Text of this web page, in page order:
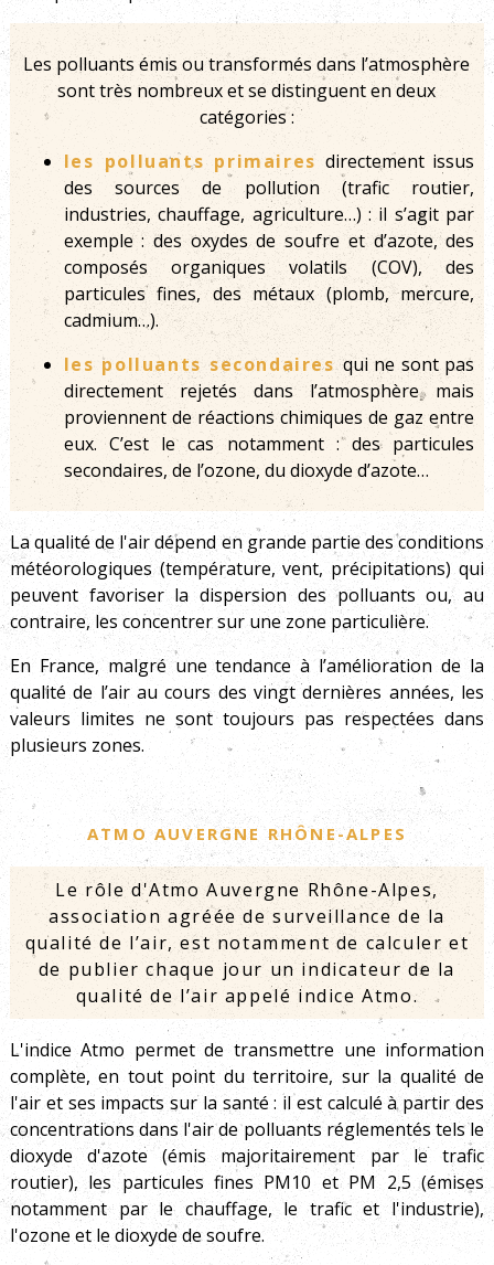
Les polluants émis ou transformés dans l’atmosphère
sont très nombreux et se distinguent en deux
catégories :
les polluants primaires directement issus
des sources de pollution (trafic routier,
industries, chauffage, agriculture…) : il s’agit par
exemple : des oxydes de soufre et d’azote, des
composés organiques volatils (COV), des
particules fines, des métaux (plomb, mercure,
cadmium…).
les polluants secondaires qui ne sont pas
directement rejetés dans l’atmosphère mais
proviennent de réactions chimiques de gaz entre
eux. C’est le cas notamment : des particules
secondaires, de l’ozone, du dioxyde d’azote…
La qualité de l'air dépend en grande partie des conditions
météorologiques (température, vent, précipitations) qui
peuvent favoriser la dispersion des polluants ou, au
contraire, les concentrer sur une zone particulière.
En France, malgré une tendance à l’amélioration de la
qualité de l’air au cours des vingt dernières années, les
valeurs limites ne sont toujours pas respectées dans
plusieurs zones.
Atmo Auvergne Rhône-Alpes
Le rôle d'Atmo Auvergne Rhône-Alpes,
association agréée de surveillance de la
qualité de l’air, est notamment de calculer et
de publier chaque jour un indicateur de la
qualité de l’air appelé indice Atmo.
L'indice Atmo permet de transmettre une information
complète, en tout point du territoire, sur la qualité de
l'air et ses impacts sur la santé : il est calculé à partir des
concentrations dans l'air de polluants réglementés tels le
dioxyde d'azote (émis majoritairement par le trafic
routier), les particules fines PM10 et PM 2,5 (émises
notamment par le chauffage, le trafic et l'industrie),
l'ozone et le dioxyde de soufre.